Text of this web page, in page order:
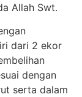
Allah Swt.
dari 2 ekor
dengan
serta dalam